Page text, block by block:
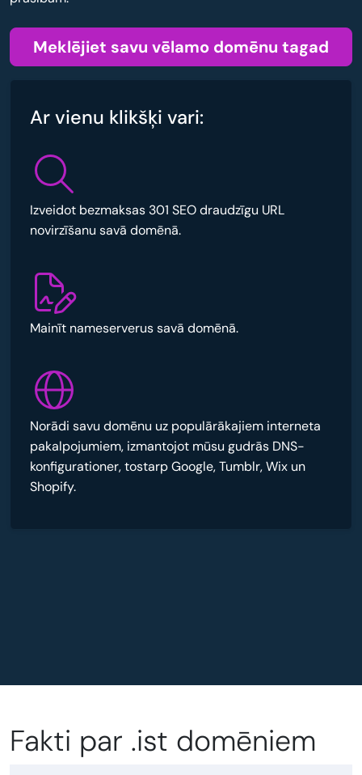
Meklējiet savu vēlamo domēnu tagad
Ar vienu klikšķi vari:
Izveidot bezmaksas 301 SEO draudzīgu URL
novirzīšanu savā domēnā.
Mainīt nameserverus savā domēnā.
Norādi savu domēnu uz populārākajiem interneta
pakalpojumiem, izmantojot mūsu gudrās DNS-
konfigurationer, tostarp Google, Tumblr, Wix un
Shopify.
Fakti par .ist domēniem